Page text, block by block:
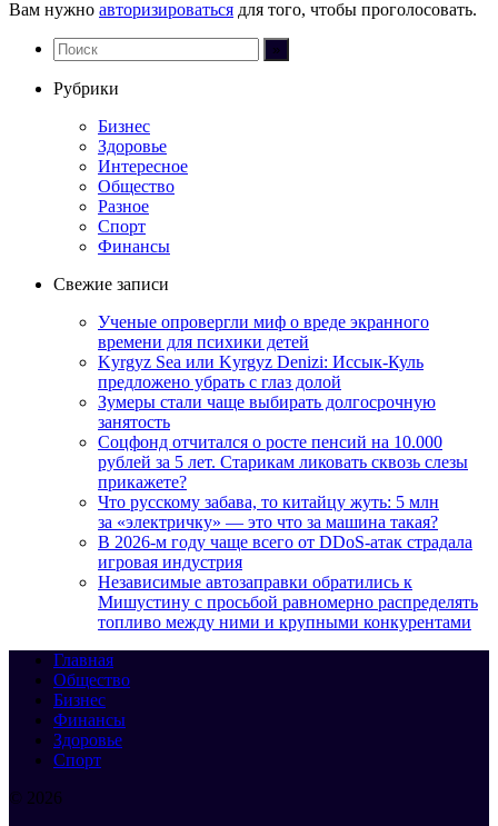
Вам нужно авторизироваться для того, чтобы проголосовать.
Рубрики
Бизнес
Здоровье
Интересное
Общество
Разное
Спорт
Финансы
Свежие записи
Ученые опровергли миф о вреде экранного
времени для психики детей
Kyrgyz Sea или Kyrgyz Denizi: Иссык-Куль
предложено убрать с глаз долой
Зумеры стали чаще выбирать долгосрочную
занятость
Соцфонд отчитался о росте пенсий на 10.000
рублей за 5 лет. Старикам ликовать сквозь слезы
прикажете?
Что русскому забава, то китайцу жуть: 5 млн
за «электричку» — это что за машина такая?
В 2026-м году чаще всего от DDoS-атак страдала
игровая индустрия
Независимые автозаправки обратились к
Мишустину с просьбой равномерно распределять
топливо между ними и крупными конкурентами
Главная
Общество
Бизнес
Финансы
Здоровье
Спорт
© 2026